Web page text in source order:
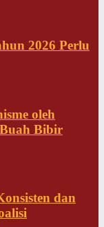
2026 Perlu
oleh
Bibir
dan